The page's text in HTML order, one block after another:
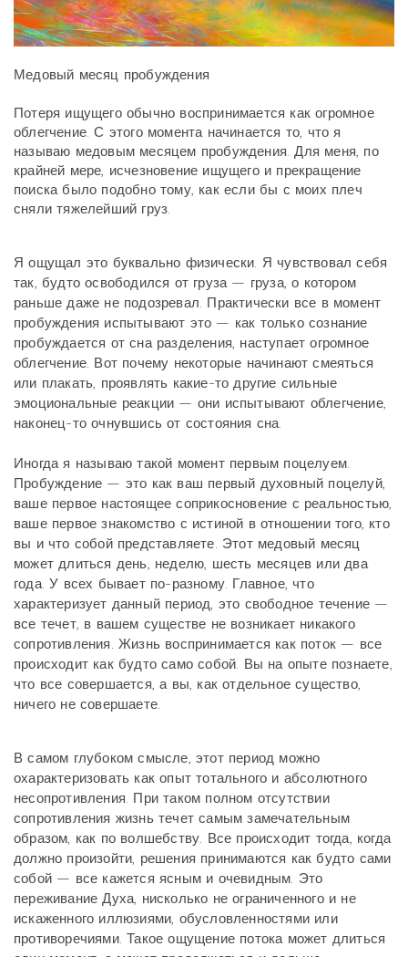
Медовый месяц пробуждения
Потеря ищущего обычно воспринимается как огромное
облегчение. С этого момента начинается то, что я
называю медовым месяцем пробуждения. Для меня, по
крайней мере, исчезновение ищущего и прекращение
поиска было подобно тому, как если бы с моих плеч
сняли тяжелейший груз.
Я ощущал это буквально физически. Я чувствовал себя
так, будто освободился от груза — груза, о котором
раньше даже не подозревал. Практически все в момент
пробуждения испытывают это — как только сознание
пробуждается от сна разделения, наступает огромное
облегчение. Вот почему некоторые начинают смеяться
или плакать, проявлять какие-то другие сильные
эмоциональные реакции — они испытывают облегчение,
наконец-то очнувшись от состояния сна.
Иногда я называю такой момент первым поцелуем.
Пробуждение — это как ваш первый духовный поцелуй,
ваше первое настоящее соприкосновение с реальностью,
ваше первое знакомство с истиной в отношении того, кто
вы и что собой представляете. Этот медовый месяц
может длиться день, неделю, шесть месяцев или два
года. У всех бывает по-разному. Главное, что
характеризует данный период, это свободное течение —
все течет, в вашем существе не возникает никакого
сопротивления. Жизнь воспринимается как поток — все
происходит как будто само собой. Вы на опыте познаете,
что все совершается, а вы, как отдельное существо,
ничего не совершаете.
В самом глубоком смысле, этот период можно
охарактеризовать как опыт тотального и абсолютного
несопротивления. При таком полном отсутствии
сопротивления жизнь течет самым замечательным
образом, как по волшебству. Все происходит тогда, когда
должно произойти, решения принимаются как будто сами
собой — все кажется ясным и очевидным. Это
переживание Духа, нисколько не ограниченного и не
искаженного иллюзиями, обусловленностями или
противоречиями. Такое ощущение потока может длиться